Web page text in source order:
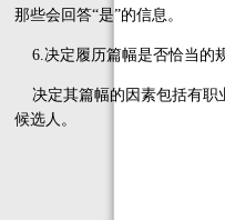
那些会回答“是”的信息。
6.决定履历篇幅是否恰当的
决定其篇幅的因素包括有职
候选人。